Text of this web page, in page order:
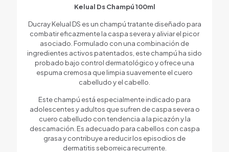
Kelual Ds Champú 100ml
Ducray Kelual DS es un champú tratante diseñado para
combatir eficazmente la caspa severa y aliviar el picor
asociado. Formulado con una combinación de
ingredientes activos patentados, este champú ha sido
probado bajo control dermatológico y ofrece una
espuma cremosa que limpia suavemente el cuero
cabelludo y el cabello.
Este champú está especialmente indicado para
adolescentes y adultos que sufren de caspa severa o
cuero cabelludo con tendencia a la picazón y la
descamación. Es adecuado para cabellos con caspa
grasa y contribuye a reducir los episodios de
dermatitis seborreica recurrente.